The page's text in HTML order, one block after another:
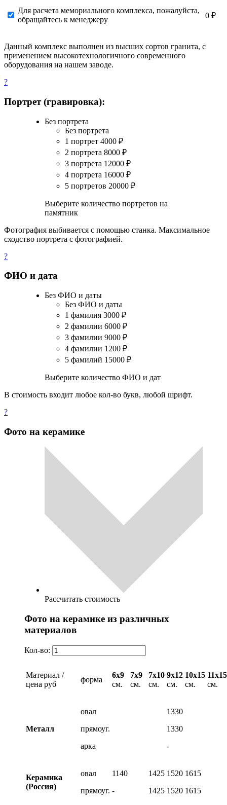
Для расчета мемориального комплекса, пожалуйста,
обращайтесь к менеджеру
0 ₽
Данный комплекс выполнен из высших сортов гранита, с
применением высокотехнологичного современного
оборудования на нашем заводе.
?
Портрет (гравировка):
Без портрета
Без портрета
1 портрет 4000 ₽
2 портрета 8000 ₽
3 портрета 12000 ₽
4 портрета 16000 ₽
5 портретов 20000 ₽
Выберите количество портретов на
памятник
Фотография выбивается с помощью станка. Максимальное
сходство портрета с фотографией.
?
ФИО и дата
Без ФИО и даты
Без ФИО и даты
1 фамилия 3000 ₽
2 фамилии 6000 ₽
3 фамилии 9000 ₽
4 фамилии 1200 ₽
5 фамилий 15000 ₽
Выберите количество ФИО и дат
В стоимость входит любое кол-во букв, любой шрифт.
?
Фото на керамике
Рассчитать стоимость
Фото на керамике из различных
материалов
Кол-во:
Материал /
цена руб
форма
6х9
см.
7х9
см.
7х10
см.
9х12
см.
10х15
см.
11х15
см.
Металл
овал
прямоуг.
арка
1330
1330
-
Керамика
(Россия)
овал
прямоуг.
1140
-
1425
1425
1520
1520
1615
1615